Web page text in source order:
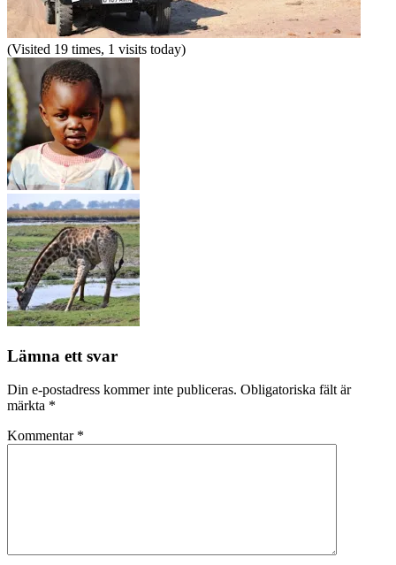
(Visited 19 times, 1 visits today)
Lämna ett svar
Din e-postadress kommer inte publiceras. Obligatoriska fält är
märkta *
Kommentar *